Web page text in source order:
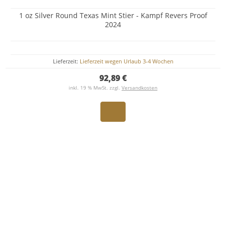
1 oz Silver Round Texas Mint Stier - Kampf Revers Proof
2024
Lieferzeit: Lieferzeit wegen Urlaub 3-4 Wochen
92,89 €
inkl. 19 % MwSt. zzgl. Versandkosten